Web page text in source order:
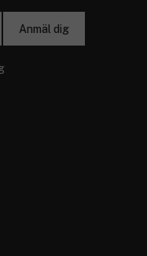
Anmäl dig